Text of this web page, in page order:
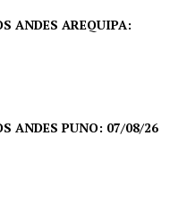
ANDES AREQUIPA:
ANDES PUNO: 07/08/26